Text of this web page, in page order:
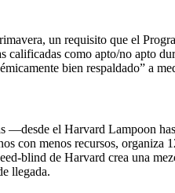
un requisito que el
como apto/no apto
bien respaldado” a
—desde el Harvard Lampoon
con menos recursos, organiza
blind de Harvard crea una
llegada.